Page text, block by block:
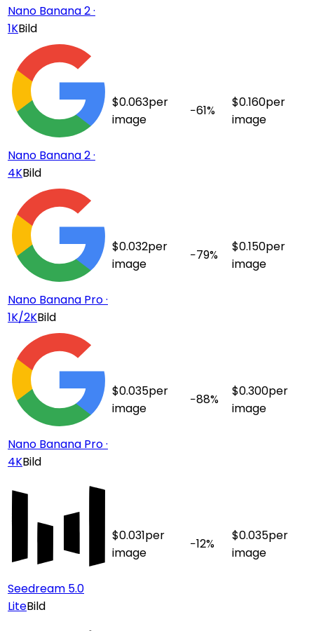
Nano Banana 2 ·
1KBild
Nano Banana 2 ·
4KBild
$0.063per
image
−61%
$0.160per
image
Nano Banana Pro ·
1K/2KBild
$0.032per
image
−79%
$0.150per
image
Nano Banana Pro ·
4KBild
$0.035per
image
−88%
$0.300per
image
Seedream 5.0
LiteBild
$0.031per
image
−12%
$0.035per
image